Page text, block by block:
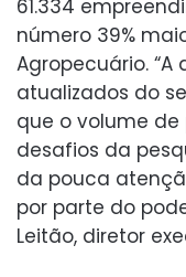
61.334
número 39%
Agropecuário.
atualizados do
que o volume
desafios da
da pouca
por parte do
Leitão, diretor